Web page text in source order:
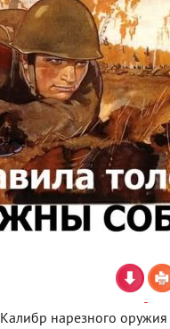
Калибр нарезного